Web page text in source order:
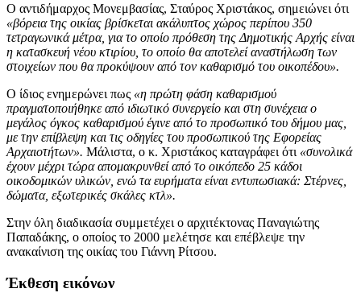
Ο αντιδήμαρχος Μονεμβασίας, Σταύρος Χριστάκος, σημειώνει ότι
«βόρεια της οικίας βρίσκεται ακάλυπτος χώρος περίπου 350
τετραγωνικά μέτρα, για το οποίο πρόθεση της Δημοτικής Αρχής είναι
η κατασκευή νέου κτιρίου, το οποίο θα αποτελεί αναστήλωση των
στοιχείων που θα προκύψουν από τον καθαρισμό του οικοπέδου».
Ο ίδιος ενημερώνει πως «η πρώτη φάση καθαρισμού
πραγματοποιήθηκε από ιδιωτικό συνεργείο και στη συνέχεια ο
μεγάλος όγκος καθαρισμού έγινε από το προσωπικό του δήμου μας,
με την επίβλεψη και τις οδηγίες του προσωπικού της Εφορείας
Αρχαιοτήτων». Μάλιστα, ο κ. Χριστάκος καταγράφει ότι «συνολικά
έχουν μέχρι τώρα απομακρυνθεί από το οικόπεδο 25 κάδοι
οικοδομικών υλικών, ενώ τα ευρήματα είναι εντυπωσιακά: Στέρνες,
δώματα, εξωτερικές σκάλες κτλ».
Στην όλη διαδικασία συμμετέχει ο αρχιτέκτονας Παναγιώτης
Παπαδάκης, ο οποίος το 2000 μελέτησε και επέβλεψε την
ανακαίνιση της οικίας του Γιάννη Ρίτσου.
Έκθεση εικόνων